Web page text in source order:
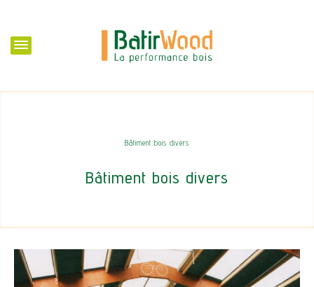
Bâtiment bois divers
Bâtiment bois divers